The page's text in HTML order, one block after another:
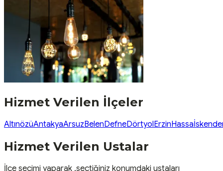
Hizmet Verilen İlçeler
AltınözüAntakyaArsuzBelenDefneDörtyolErzinHassa
Hizmet Verilen Ustalar
İlçe seçimi yaparak ,seçtiğiniz konumdaki ustaları